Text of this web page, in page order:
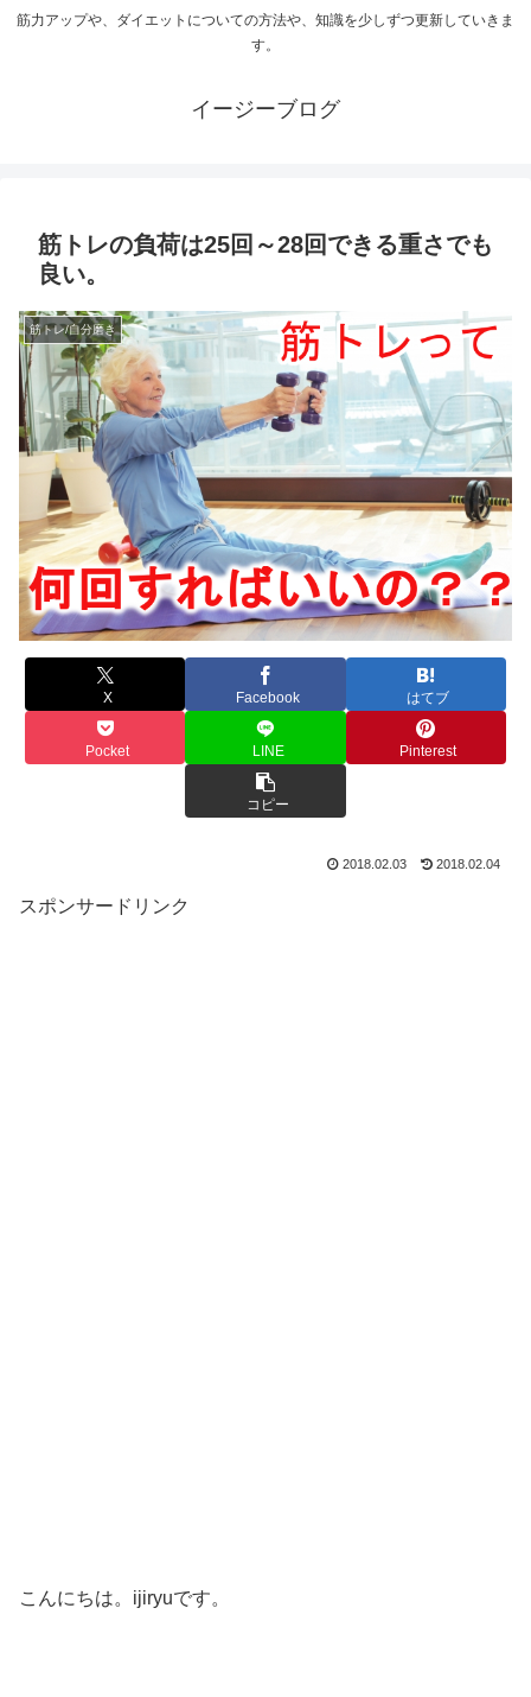
筋力アップや、ダイエットについての方法や、知識を少しずつ更新していきま
す。
イージーブログ
筋トレの負荷は25回～28回できる重さでも
良い。
筋トレ/自分磨き
X Facebook はてブ
Pocket LINE Pinterest
コピー
2018.02.03 2018.02.04
スポンサードリンク
こんにちは。ijiryuです。